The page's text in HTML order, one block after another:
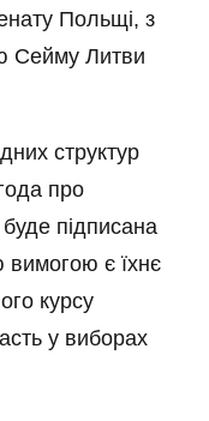
Польщі, з
Сейму Литви
структур
про
підписана
вимогою є їхнє
курсу
у виборах